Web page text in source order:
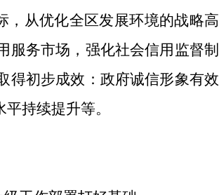
，从优化全区发展环境的战略高
服务市场，强化社会信用监督制
得初步成效：政府诚信形象有效
持续提升等。